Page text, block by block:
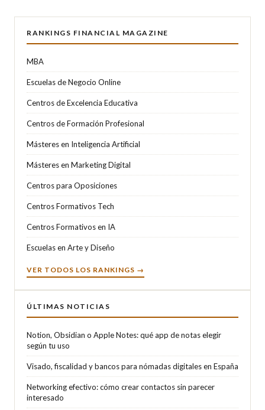
RANKINGS FINANCIAL MAGAZINE
MBA
Escuelas de Negocio Online
Centros de Excelencia Educativa
Centros de Formación Profesional
Másteres en Inteligencia Artificial
Másteres en Marketing Digital
Centros para Oposiciones
Centros Formativos Tech
Centros Formativos en IA
Escuelas en Arte y Diseño
VER TODOS LOS RANKINGS →
ÚLTIMAS NOTICIAS
Notion, Obsidian o Apple Notes: qué app de notas elegir
según tu uso
Visado, fiscalidad y bancos para nómadas digitales en España
Networking efectivo: cómo crear contactos sin parecer
interesado